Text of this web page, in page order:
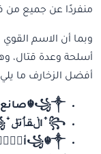
منفردًا عن جميع من
وبما أن الاسم
أسلحة وعدة قتال،
أفضل الزخارف ما
꧁༒☬صانع الموت☬༒꧂☆
꧂ꜛاڶقـٲﺗݪꜜ꧁『₮₦₮』
꧁☬༒أيۣۗہوۣبۣۗ༒☬꧂